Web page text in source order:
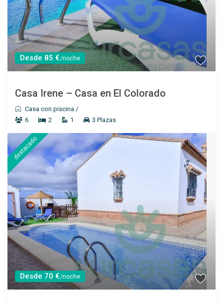
Desde 100 €/por noche
Casa Úrsula II
Ver más
Desde 100 €
Desde 85 €/noche
Casa Irene – Casa en El Colorado
Casa con piscina /
6
2 1 3 Plazas
Desde 70 €/noche
destacado